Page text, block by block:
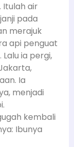
Itulah air
pada
merajuk
api penguat
ia pergi,
Ia
menjadi
kembali
Ibunya